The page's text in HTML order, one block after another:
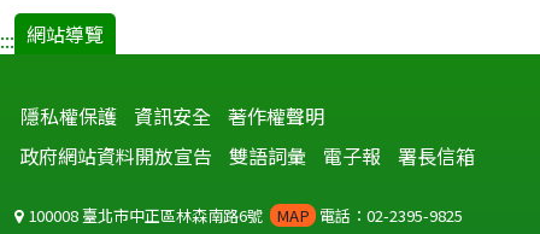
::: 網站導覽
隱私權保護 資訊安全 著作權聲明
政府網站資料開放宣告
雙語詞彙 電子報 署長信箱
100008 臺北市中正區林森南路6號 MAP 電話：02-2395-9825